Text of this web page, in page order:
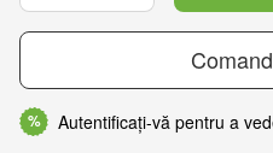
% Autentificați-vă pentru a